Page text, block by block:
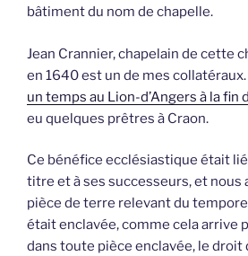
bâtiment du nom de chapelle.
Jean Crannier, chapelain de cette
en 1640 est un de mes collatéraux.
un temps au Lion-d’Angers à la fin
eu quelques prêtres à Craon.
Ce bénéfice ecclésiastique était
titre et à ses successeurs, et nous
pièce de terre relevant du
était enclavée, comme cela arrive
dans toute pièce enclavée, le droit